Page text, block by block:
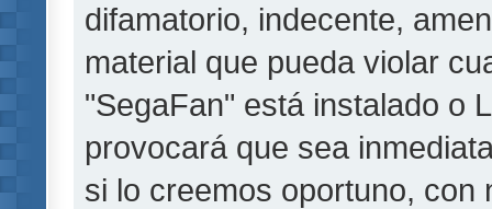
difamatorio, indecente,
material que pueda violar
"SegaFan" está instalado o
provocará que sea
si lo creemos oportuno, con